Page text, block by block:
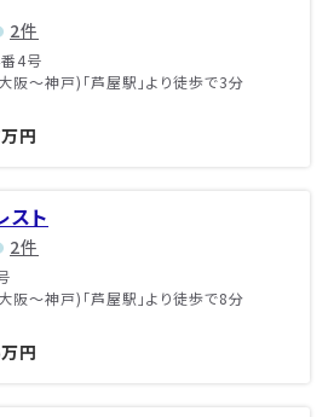
2件
4号
～神戸)「芦屋駅」より徒歩で3分
円
スト
2件
～神戸)「芦屋駅」より徒歩で8分
円